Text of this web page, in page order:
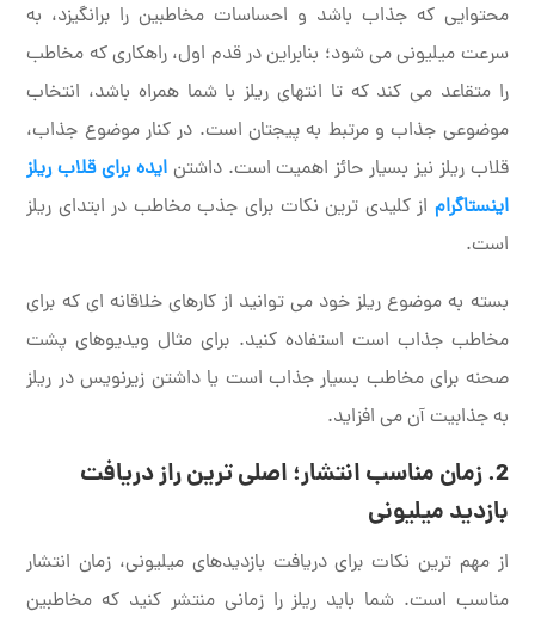
محتوایی که جذاب باشد و احساسات مخاطبین را برانگیزد، به
سرعت میلیونی می شود؛ بنابراین در قدم اول، راهکاری که مخاطب
را متقاعد می کند که تا انتهای ریلز با شما همراه باشد، انتخاب
موضوعی جذاب و مرتبط به پیجتان است. در کنار موضوع جذاب،
قلاب ریلز نیز بسیار حائز اهمیت است. داشتنایده برای قلاب ریلز
اینستاگرام از کلیدی ترین نکات برای جذب مخاطب در ابتدای ریلز
است.
بسته به موضوع ریلز خود می توانید از کارهای خلاقانه ای که برای
مخاطب جذاب است استفاده کنید. برای مثال ویدیوهای پشت
صحنه برای مخاطب بسیار جذاب است یا داشتن زیرنویس در ریلز
به جذابیت آن می افزاید.
2. زمان مناسب انتشار؛ اصلی ترین راز دریافت
بازدید میلیونی
از مهم ترین نکات برای دریافت بازدیدهای میلیونی، زمان انتشار
مناسب است. شما باید ریلز را زمانی منتشر کنید که مخاطبین